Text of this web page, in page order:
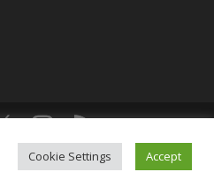
CDMX,
Cookie Settings Accept